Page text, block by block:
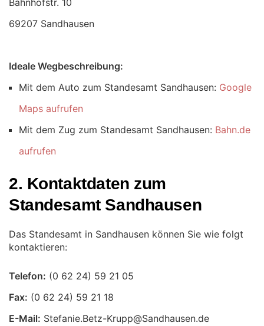
69207 Sandhausen
Ideale Wegbeschreibung:
Mit dem Auto zum Standesamt Sandhausen: Google
Maps aufrufen
Mit dem Zug zum Standesamt Sandhausen: Bahn.de
aufrufen
2. Kontaktdaten zum
Standesamt Sandhausen
Das Standesamt in Sandhausen können Sie wie folgt
kontaktieren:
Telefon:
Fax:
E-Mail: